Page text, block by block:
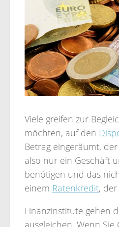
Viele greifen zur
möchten, auf den
Betrag eingeräumt,
also nur ein Geschäft
benötigen und das
einem Ratenkredit,
Finanzinstitute gehen